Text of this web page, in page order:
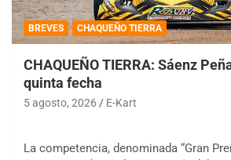
BREVES CHAQUEÑO TIERRA
CHAQUEÑO TIERRA: Sáenz
quinta fecha
5 agosto, 2026 E-Kart
La competencia, denominada “Gran